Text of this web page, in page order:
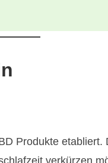
Produkte etabliert.
verkürzen